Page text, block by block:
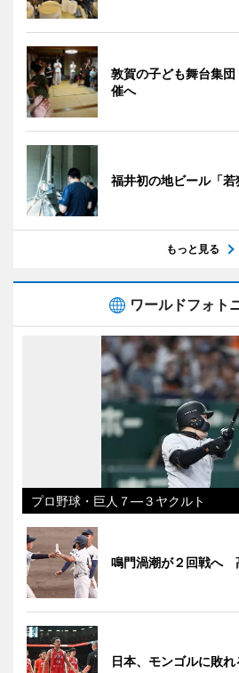
敦賀の子ども舞台集
催へ
福井初の地ビール「
もっと見る
ワールドフォト
プロ野球・巨人７―３ヤクルト
鳴門渦潮が２回戦へ
日本、モンゴルに敗れ